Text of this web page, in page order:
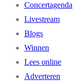
Concertagenda
Livestream
Blogs
Winnen
Lees online
Adverteren